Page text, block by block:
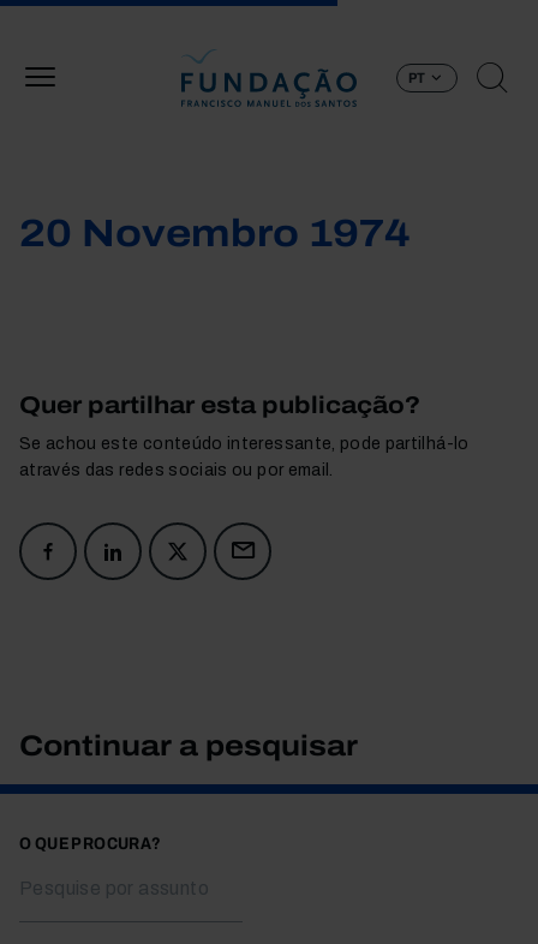
PT
20 Novembro 1974
Quer partilhar esta publicação?
Se achou este conteúdo interessante, pode partilhá-lo
através das redes sociais ou por email.
Continuar a pesquisar
O QUE PROCURA?